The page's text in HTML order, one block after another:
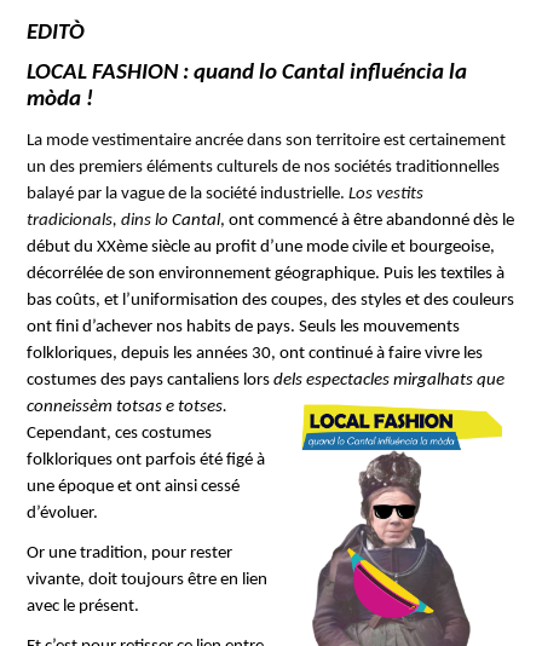
EDITÒ
LOCAL FASHION : quand lo Cantal influéncia la
mòda !
La mode vestimentaire ancrée dans son territoire est certainement
un des premiers éléments culturels de nos sociétés traditionnelles
balayé par la vague de la société industrielle. Los vestits
tradicionals, dins lo Cantal, ont commencé à être abandonné dès le
début du XXème siècle au profit d’une mode civile et bourgeoise,
décorrélée de son environnement géographique. Puis les textiles à
bas coûts, et l’uniformisation des coupes, des styles et des couleurs
ont fini d’achever nos habits de pays. Seuls les mouvements
folkloriques, depuis les années 30, ont continué à faire vivre les
costumes des pays cantaliens lors dels espectacles mirgalhats que
conneissèm totsas e totses.
Cependant, ces costumes
folkloriques ont parfois été figé à
une époque et ont ainsi cessé
d’évoluer.
Or une tradition, pour rester
vivante, doit toujours être en lien
avec le présent.